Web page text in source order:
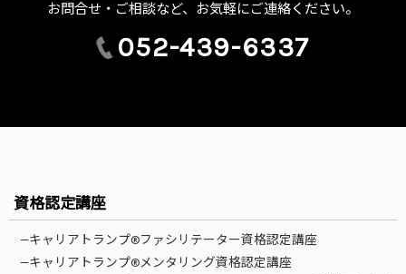
お問合せ・ご相談など、お気軽にご連絡ください。
052-439-6337
資格認定講座
—キャリアトランプ®ファシリテーター資格認定講座
—キャリアトランプ®メンタリング資格認定講座